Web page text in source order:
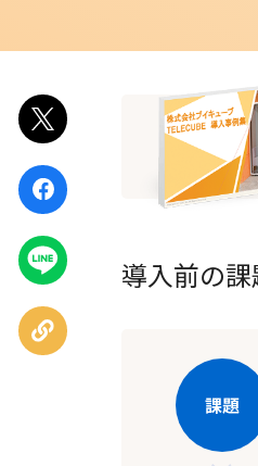
ポスト
シェア
LINEで
送る
URLを
コピー
導入前の